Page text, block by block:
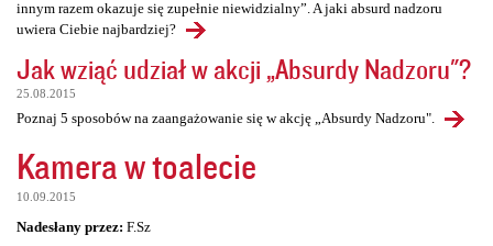
innym razem okazuje się zupełnie niewidzialny”. A jaki absurd nadzoru
uwiera Ciebie najbardziej?
Jak wziąć udział w akcji „Absurdy Nadzoru"?
25.08.2015
Poznaj 5 sposobów na zaangażowanie się w akcję „Absurdy Nadzoru".
Kamera w toalecie
10.09.2015
Nadesłany przez: F.Sz